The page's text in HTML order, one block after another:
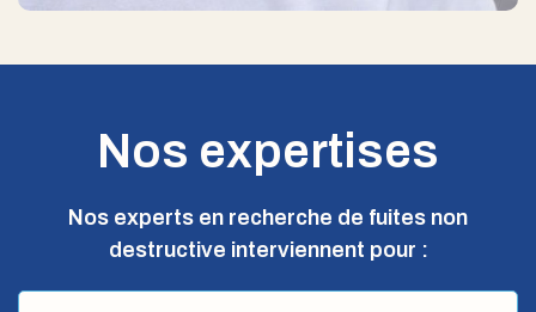
Nos expertises
Nos experts en recherche de fuites non
destructive interviennent pour :